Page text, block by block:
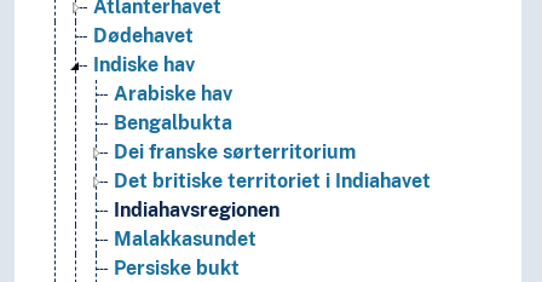
Atlanterhavet
Dødehavet
Indiske hav
Arabiske hav
Bengalbukta
Dei franske sørterritorium
Det britiske territoriet i Indiahavet
Indiahavsregionen
Malakkasundet
Persiske bukt